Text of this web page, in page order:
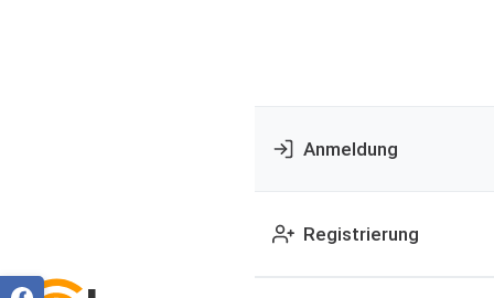
Anmeldung
Registrierung